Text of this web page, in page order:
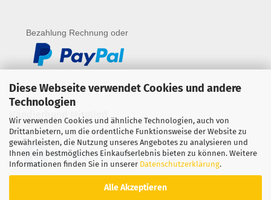
Diese Webseite verwendet Cookies und andere
Technologien
Wir verwenden Cookies und ähnliche Technologien, auch von
Drittanbietern, um die ordentliche Funktionsweise der Website zu
gewährleisten, die Nutzung unseres Angebotes zu analysieren und
Ihnen ein bestmögliches Einkaufserlebnis bieten zu können. Weitere
Informationen finden Sie in unserer Datenschutzerklärung.
Alle Akzeptieren
Bezahlung Rechnung oder
Händlerbund Mitglied